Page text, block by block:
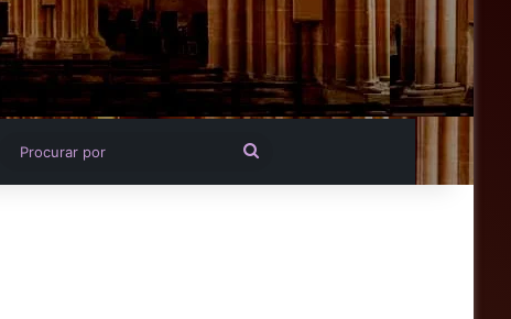
Artigo aleatório
por